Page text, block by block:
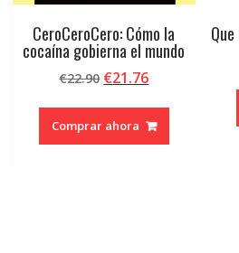
CeroCeroCero: Cómo la
cocaína gobierna el mundo
€22.90 El
original
era:
€21.76El
actual
es:
Comprar ahora